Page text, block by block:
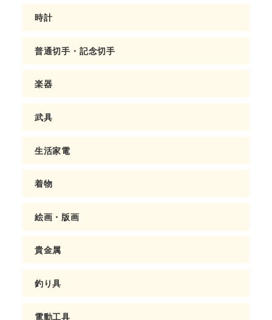
時計
普通切手・記念切手
楽器
武具
生活家電
着物
絵画・版画
貴金属
釣り具
電動工具